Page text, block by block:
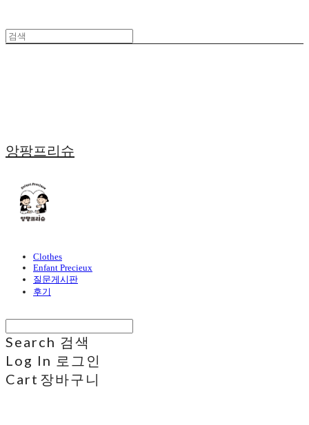
앙팡프리슈
Clothes
Enfant Precieux
질문게시판
후기
Search 검색
Log In 로그인
Cart 장바구니